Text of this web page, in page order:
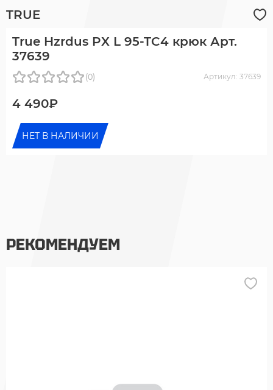
TRUE
True Hzrdus PX L 95-TC4 крюк Арт.
37639
(0) Артикул: 37639
4 490₽
НЕТ В НАЛИЧИИ
РЕКОМЕНДУЕМ